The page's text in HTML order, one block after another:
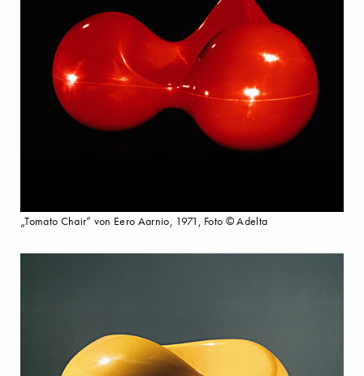
„Tomato Chair” von Eero Aarnio, 1971, Foto © Adelta